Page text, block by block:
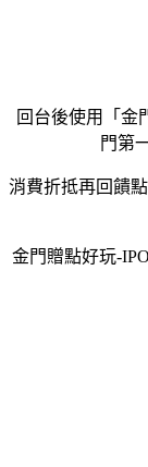
回台後使用「金
門第
消費折抵再回饋
金門贈點好玩-